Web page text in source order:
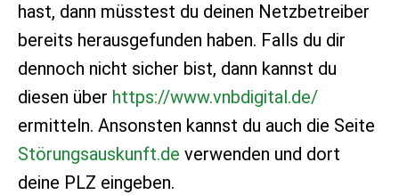
hast, dann müsstest du deinen Netzbetreiber
bereits herausgefunden haben. Falls du dir
dennoch nicht sicher bist, dann kannst du
diesen über https://www.vnbdigital.de/
ermitteln. Ansonsten kannst du auch die Seite
Störungsauskunft.de verwenden und dort
deine PLZ eingeben.